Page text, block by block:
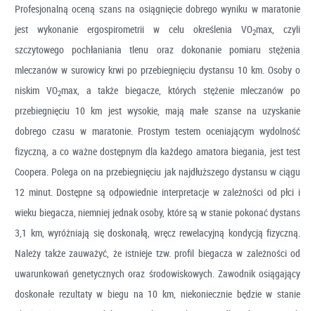
Profesjonalną oceną szans na osiągnięcie dobrego wyniku w maratonie
jest wykonanie ergospirometrii w celu określenia VO2max, czyli
szczytowego pochłaniania tlenu oraz dokonanie pomiaru stężenia
mleczanów w surowicy krwi po przebiegnięciu dystansu 10 km. Osoby o
niskim VO2max, a także biegacze, których stężenie mleczanów po
przebiegnięciu 10 km jest wysokie, mają małe szanse na uzyskanie
dobrego czasu w maratonie. Prostym testem oceniającym wydolność
fizyczną, a co ważne dostępnym dla każdego amatora biegania, jest test
Coopera. Polega on na przebiegnięciu jak najdłuższego dystansu w ciągu
12 minut. Dostępne są odpowiednie interpretacje w zależności od płci i
wieku biegacza, niemniej jednak osoby, które są w stanie pokonać dystans
3,1 km, wyróżniają się doskonałą, wręcz rewelacyjną kondycją fizyczną.
Należy także zauważyć, że istnieje tzw. profil biegacza w zależności od
uwarunkowań genetycznych oraz środowiskowych. Zawodnik osiągający
doskonałe rezultaty w biegu na 10 km, niekoniecznie będzie w stanie